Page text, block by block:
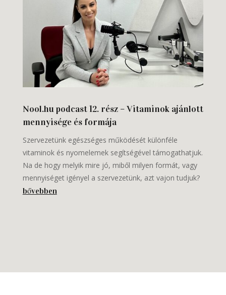
Nool.hu podcast 12. rész – Vitaminok ajánlott
mennyisége és formája
Szervezetünk egészséges működését különféle
vitaminok és nyomelemek segítségével támogathatjuk.
Na de hogy melyik mire jó, miből milyen formát, vagy
mennyiséget igényel a szervezetünk, azt vajon tudjuk?
bővebben